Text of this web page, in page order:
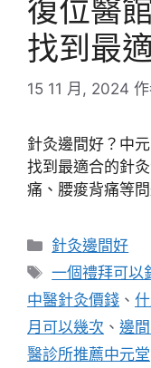
復位醫
找到最
15 11 月, 2024
針灸邊間好？中
找到最適合的針
痛、腰痠背痛等
分
針灸邊間好
標
籤
一個禮拜可以
中醫針灸價錢 、
月可以幾次 、 邊
醫診所推薦中元堂